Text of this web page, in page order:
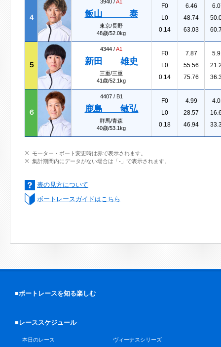
４
3940 /A1
飯山 泰
東京/長野
48歳/52.0kg
F0
L0
0.14
6.46
48.74
63.03
５
4344 /A1
新田 雄史
三重/三重
41歳/52.1kg
F0
L0
0.14
7.87
55.56
75.76
６
4407 / B1
鹿島 敏弘
群馬/青森
40歳/53.1kg
F0
L0
0.18
4.99
28.57
46.94
モーター・ボート変更時は赤で表示されます。
集計期間内にデータがない場合は「-」で表示されます。
表の見方について
ボートレースガイドはこちら
■ボートレースを知る楽しむ
■レーススケジュール
本日のレース
ヴィーナスシリーズ